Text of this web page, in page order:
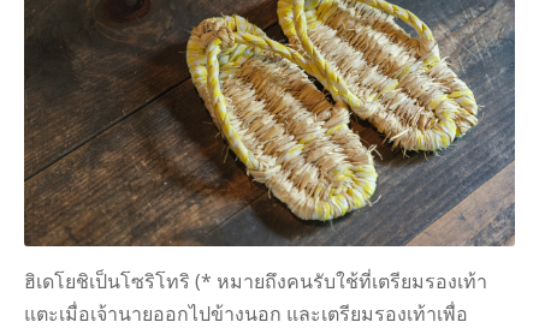
ฮิเดโยชิเป็นโซริโทริ (* หมายถึงคนรับใช้ที่เตรียมรองเท้า
แตะเมื่อเจ้านายออกไปข้างนอก และเตรียมรองเท้าเพื่อ